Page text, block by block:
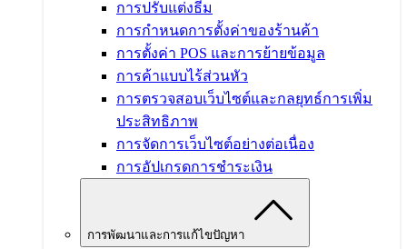
การปรับแต่งธีม
การกำหนดการตั้งค่าของร้านค้า
การตั้งค่า POS และการย้ายข้อมูล
การค้าแบบไร้ส่วนหัว
การตรวจสอบเว็บไซต์และกลยุทธ์การเพิ่ม
ประสิทธิภาพ
การจัดการเว็บไซต์อย่างต่อเนื่อง
การอัปเกรดการชำระเงิน
การพัฒนาและการแก้ไขปัญหา